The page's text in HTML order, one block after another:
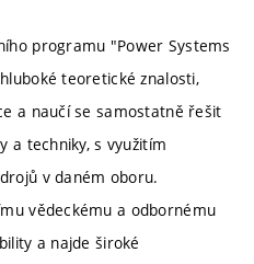
programu "Power Systems
teoretické znalosti,
a naučí se samostatně řešit
a techniky, s využitím
v daném oboru.
vědeckému a odbornému
a najde široké